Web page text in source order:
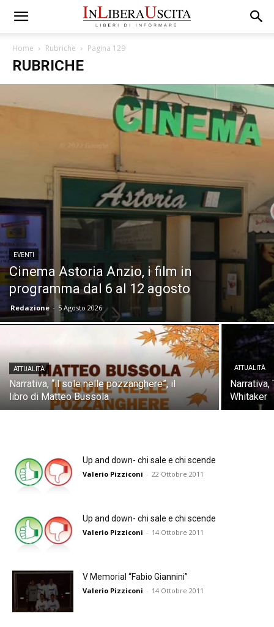
Home Rubriche Pagina 129
RUBRICHE
EVENTI
Cinema Astoria Anzio, i film in
programma dal 6 al 12 agosto
Redazione - 5 Agosto 2026
ATTUALITÀ
Narrativa, “il sole nelle pozzanghere”, il
libro di Matteo Bussola
ATTUALITÀ
Whitaker
Up and down- chi sale e chi scende
Valerio Pizziconi - 22 Ottobre 2011
Up and down- chi sale e chi scende
Valerio Pizziconi - 14 Ottobre 2011
V Memorial “Fabio Giannini”
Valerio Pizziconi - 14 Ottobre 2011